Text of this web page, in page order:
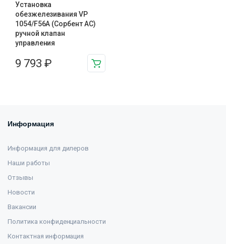
Установка
обезжелезивания VP
1054/F56A (Сорбент АС)
ручной клапан
управления
9 793 ₽
Информация
Информация для дилеров
Наши работы
Отзывы
Новости
Вакансии
Политика конфиденциальности
Контактная информация